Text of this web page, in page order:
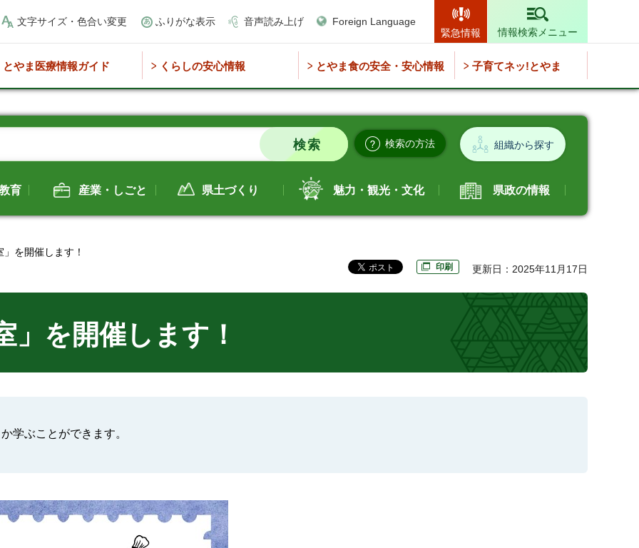
文字サイズ・色合い変更 ふりがな表示 音声読み上げ
Foreign Language
緊急情報
情報検索メニュー
とやま医療情報ガイド くらしの安心情報 とやま食の安全・安心情報 子育てネッ!とやま
検索の方法 組織から探す
育 産業・しごと 県土づくり 魅力・観光・文化 県政の情報
を開催します！
印刷 更新日：2025年11月17日
」を開催します！
学ぶことができます。